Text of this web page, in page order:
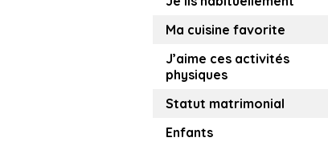
Ma cuisine favorite
J’aime ces activités
physiques
Statut matrimonial
Enfants